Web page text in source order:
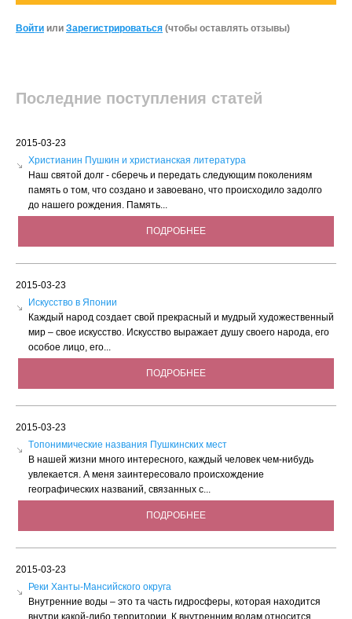
Войти или Зарегистрироваться (чтобы оставлять отзывы)
Последние поступления статей
2015-03-23
Христианин Пушкин и христианская литература
Наш святой долг - сберечь и передать следующим поколениям
память о том, что создано и завоевано, что происходило задолго
до нашего рождения. Память...
ПОДРОБНЕЕ
2015-03-23
Искусство в Японии
Каждый народ создает свой прекрасный и мудрый художественный
мир – свое искусство. Искусство выражает душу своего народа, его
особое лицо, его...
ПОДРОБНЕЕ
2015-03-23
Tопонимические названия Пушкинских мест
В нашей жизни много интересного, каждый человек чем-нибудь
увлекается. А меня заинтересовало происхождение
географических названий, связанных с...
ПОДРОБНЕЕ
2015-03-23
Реки Ханты-Мансийского округа
Внутренние воды – это та часть гидросферы, которая находится
внутри какой-либо территории. К внутренним водам относится